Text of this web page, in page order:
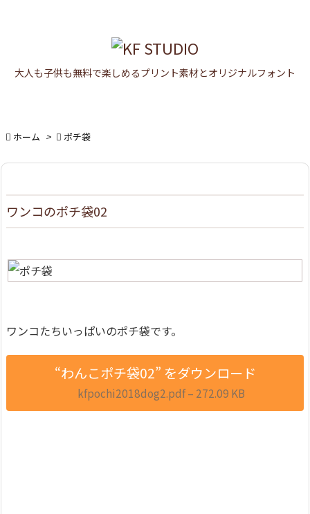
大人も子供も無料で楽しめるプリント素材とオリジナルフォントサイド
検索
 ホーム >  ポチ袋
ワンコのポチ袋02
ワンコたちいっぱいのポチ袋です。
“わんこポチ袋02” をダウンロード
kfpochi2018dog2.pdf – 272.09 KB